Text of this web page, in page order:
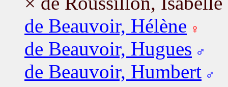
de Beauvoir, Hélène
de Beauvoir, Hugues
de Beauvoir, Humbert